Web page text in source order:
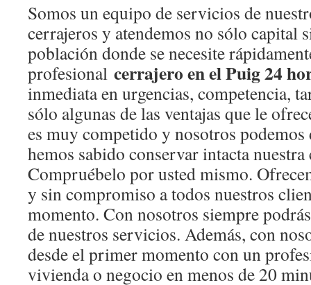
Somos un equipo de servicios de
cerrajeros y atendemos no sólo capital
población donde se necesite
profesional cerrajero en el Puig 24
inmediata en urgencias, competencia,
sólo algunas de las ventajas que le
es muy competido y nosotros
hemos sabido conservar intacta
Compruébelo por usted mismo.
y sin compromiso a todos nuestros
momento. Con nosotros siempre
de nuestros servicios. Además, con
desde el primer momento con un
vivienda o negocio en menos de 20